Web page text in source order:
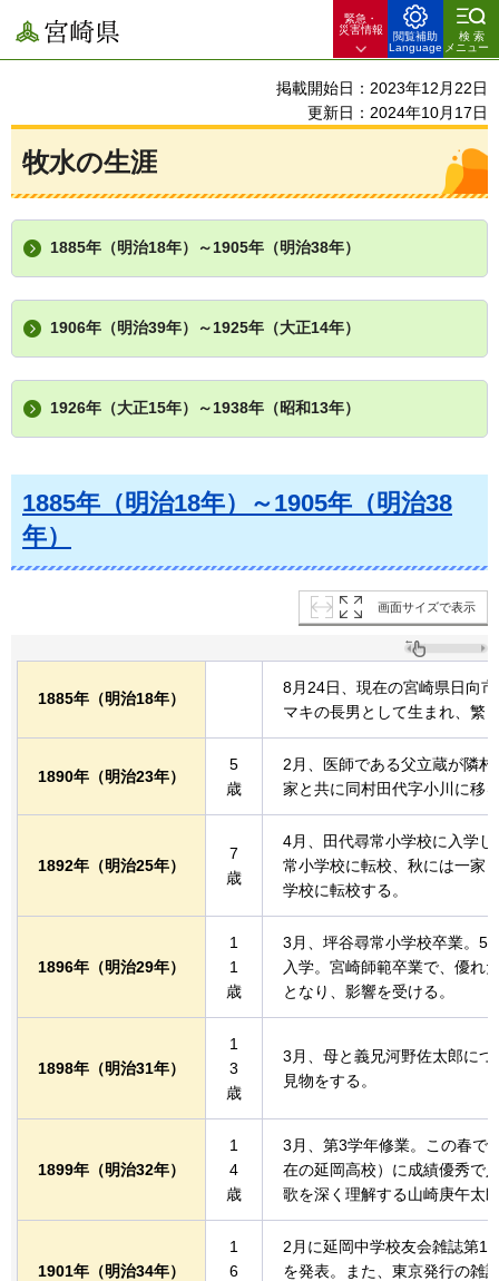
宮崎県
緊急・
災害情報
閲覧補助
Language
検索
メニュー
掲載開始日：2023年12月22日
更新日：2024年10月17日
牧水の生涯
1885年（明治18年）～1905年（明治38年）
1906年（明治39年）～1925年（大正14年）
1926年（大正15年）～1938年（昭和13年）
1885年（明治18年）～1905年（明治38
年）
画面サイズで表示
1885年 （明治18年）
8月24日、現在の宮崎県日向
マキの長男として生まれ、繁
1890年 （明治23年）
5
歳
2月、医師である父立蔵が隣
家と共に同村田代字小川に移
1892年 （明治25年）
7
歳
4月、田代尋常小学校に入学
常小学校に転校、秋には一家
学校に転校する。
1896年 （明治29年）
1
1
歳
3月、坪谷尋常小学校卒業。5
入学。宮崎師範卒業で、優れ
となり、影響を受ける。
1898年 （明治31年）
1
3
歳
3月、母と義兄河野佐太郎に
見物をする。
1899年 （明治32年）
1
4
歳
3月、第3学年修業。この春で
在の延岡高校）に成績優秀で
歌を深く理解する山崎庚午太
1901年 （明治34年）
1
6
2月に延岡中学校友会雑誌第1
を発表。また、東京発行の雑